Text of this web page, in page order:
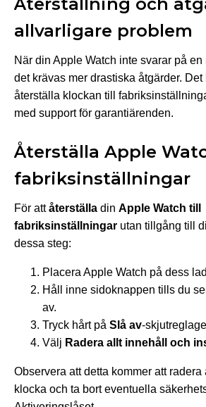
allvarligare problem
När din Apple Watch inte svarar på
det krävas mer drastiska åtgärder.
återställa klockan till
med support för garantiärenden.
Återställa Apple
fabriksinställningar
För attåterställa din Apple Watch till
fabriksinställningar utan tillgång till
dessa steg:
Placera Apple Watch på dess
Håll inne sidoknappen tills du
av.
Tryck hårt på Slå av-
Välj Radera allt innehåll och
Observera att detta kommer att radera
klocka och ta bort eventuella